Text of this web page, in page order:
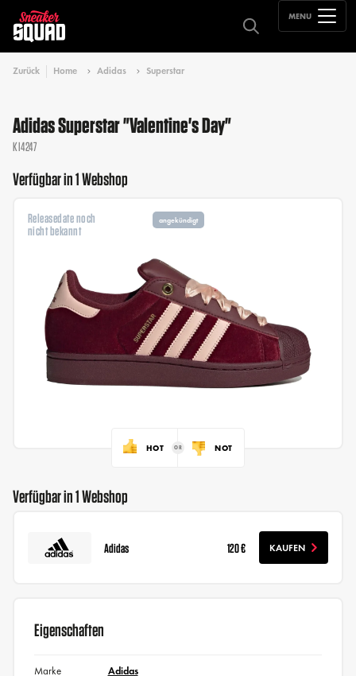
MENU
Zurück Home Adidas Superstar
Adidas Superstar "Valentine's Day"
KI4247
Verfügbar in 1 Webshop
Releasedate noch
nicht bekannt
angekündigt
HOT NOT
Verfügbar in 1 Webshop
Adidas 120 € KAUFEN
Eigenschaften
Marke Adidas